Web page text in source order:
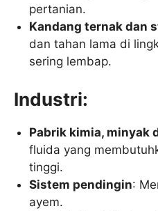
pertanian.
Kandang ternak dan
dan tahan lama di
sering lembap.
Industri:
Pabrik kimia, minyak
fluida yang
tinggi.
Sistem pendingin:
ayem.